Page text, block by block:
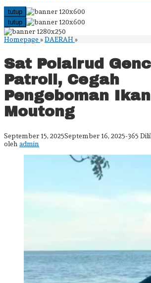
tutup
tutup
Homepage »DAERAH»Sat
Patroli,
Cegah
Pengeboman
Ikan
di
Moutong
Sat Polairud
Patroli, Cegah
Pengeboman Ikan
Moutong
September 15, 2025September 16, 2025oleh
-365
oleh admin